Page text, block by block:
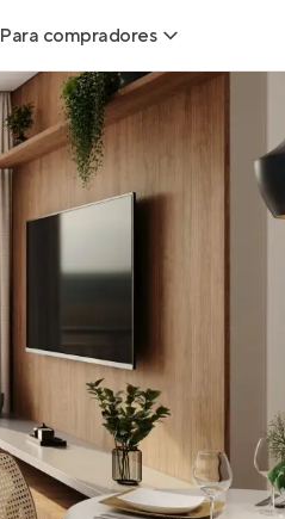
Para compradores
Buscar um imóvel novo
Calcule seu Poder de
Simulador de Financiamento
Encontre um corretor